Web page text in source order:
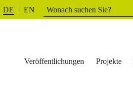
Suchen
nach:
DE EN
Veröffentlichungen Projekte